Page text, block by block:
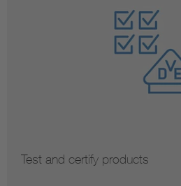
Test and certify products